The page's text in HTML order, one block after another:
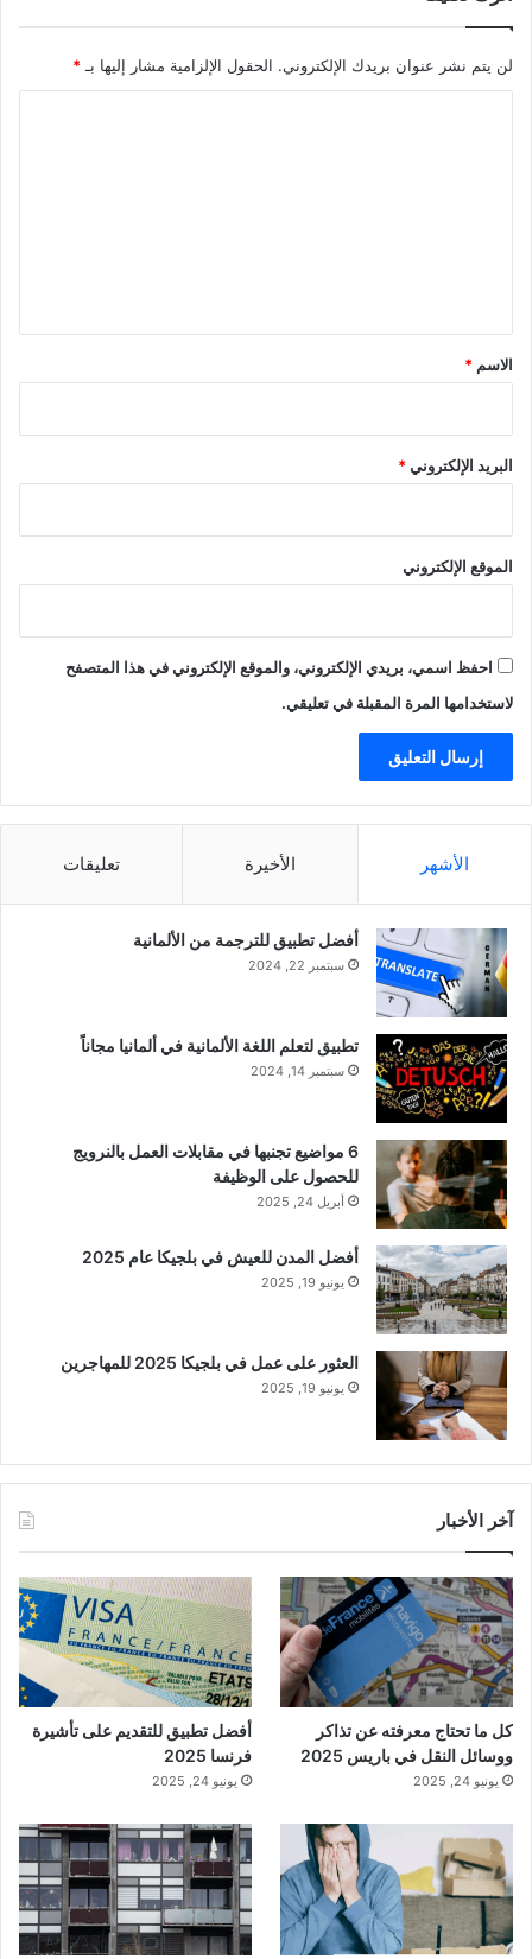
لن يتم نشر عنوان بريدك الإلكتروني. الحقول الإلزامية مشار إليها بـ *
*
الاسم *
البريد الإلكتروني*
الموقع الإلكتروني
احفظ اسمي، بريدي الإلكتروني، والموقع الإلكتروني في هذا المتصفح
لاستخدامها المرة المقبلة في تعليقي.
الأشهر الأخيرة تعليقات
أفضل تطبيق للترجمة من الألمانية
سبتمبر 22, 2024
تطبيق لتعلم اللغة الألمانية في ألمانيا مجاناً
سبتمبر 14, 2024
6 مواضيع تجنبها في مقابلات العمل بالنرويج
للحصول على الوظيفة
أبريل 24, 2025
أفضل المدن للعيش في بلجيكا عام 2025
يونيو 19, 2025
العثور على عمل في بلجيكا 2025 للمهاجرين
يونيو 19, 2025
آخر الأخبار
كل ما تحتاج معرفته عن تذاكر
ووسائل النقل في باريس 2025
يونيو 24, 2025
أفضل تطبيق للتقديم على تأشيرة
فرنسا 2025
يونيو 24, 2025